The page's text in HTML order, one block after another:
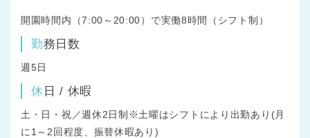
開園時間内（7:00～20:00）で実働8時間（シフト制）
勤務日数
週5日
休日 / 休暇
土・日・祝／週休2日制※土曜はシフトにより出勤あり(月
に1～2回程度、振替休暇あり)